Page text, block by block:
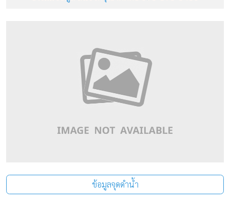
ข้อมูลจุดดำน้ำ